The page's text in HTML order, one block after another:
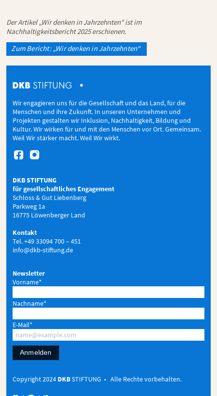
Der Artikel „Wir denken in Jahrzehnten“ ist im
Nachhaltigkeitsbericht 2025 erschienen.
Zum Bericht: „Wir denken in Jahrzehnten“
Wir engagieren uns für die Gesellschaft und das Land, für die
Menschen und ihre Zukunft. In unseren Unternehmen und
Projekten gestalten wir Inklusion, Nachhaltigkeit, Bildung und
Kultur. Wir wirken für und mit den Menschen vor Ort. Gemeinsam.
Weil Wir stärker macht. Weil Wir wirkt.
 
DKB STIFTUNG
für gesellschaftliches Engagement
Schloss & Gut Liebenberg
Parkweg 1a
16775 Löwenberger Land
Kontakt
Tel. +49 33094 700 – 451
info@dkb-stiftung.de
Newsletter
Vorname*
Nachname*
E-Mail*
Anmelden
Copyright 2024 DKBSTIFTUNG • Alle Rechte vorbehalten.